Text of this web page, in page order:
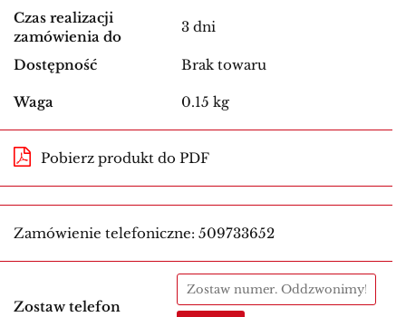
Czas realizacji
zamówienia do
3 dni
Dostępność Brak towaru
Waga 0.15 kg
Pobierz produkt do PDF
Zamówienie telefoniczne: 509733652
Zostaw telefon